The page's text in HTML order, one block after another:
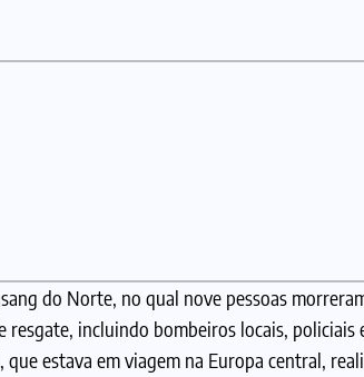
do Norte, no qual nove pessoas
incluindo bombeiros locais, policiais
estava em viagem na Europa central,